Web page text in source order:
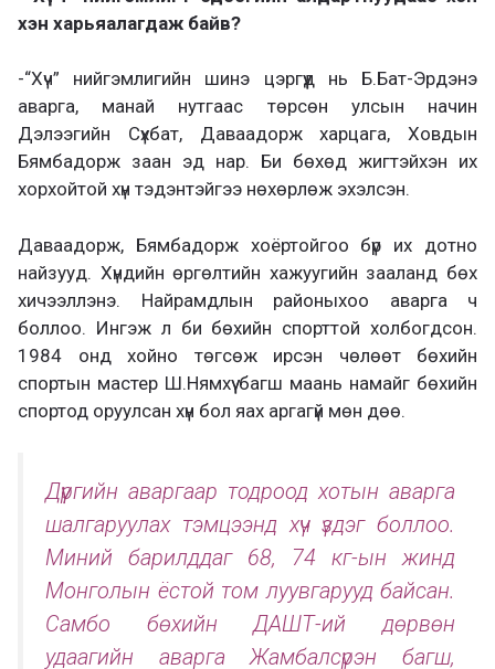
хэн харьяалагдаж байв?
-“Хүч” нийгэмлигийн шинэ цэргүүд нь Б.Бат-Эрдэнэ
аварга, манай нутгаас төрсөн улсын начин
Дэлээгийн Сүхбат, Даваадорж харцага, Ховдын
Бямбадорж заан эд нар. Би бөхөд жигтэйхэн их
хорхойтой хүн тэдэнтэйгээ нөхөрлөж эхэлсэн.
Даваадорж, Бямбадорж хоёртойгоо бүр их дотно
найзууд. Хүндийн өргөлтийн хажуугийн зааланд бөх
хичээллэнэ. Найрамдлын районыхоо аварга ч
боллоо. Ингэж л би бөхийн спорттой холбогдсон.
1984 онд хойно төгсөж ирсэн чөлөөт бөхийн
спортын мастер Ш.Нямхүү багш маань намайг бөхийн
спортод оруулсан хүн бол яах аргагүй мөн дөө.
Дүүргийн аваргаар тодроод хотын аварга
шалгаруулах тэмцээнд хүч үздэг боллоо.
Миний барилддаг 68, 74 кг-ын жинд
Монголын ёстой том луувгарууд байсан.
Самбо бөхийн ДАШТ-ий дөрвөн
удаагийн аварга Жамбалсүрэн багш,